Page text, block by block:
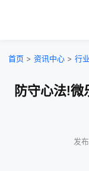
首页 > 资讯中心 > 行
防守心法!
发